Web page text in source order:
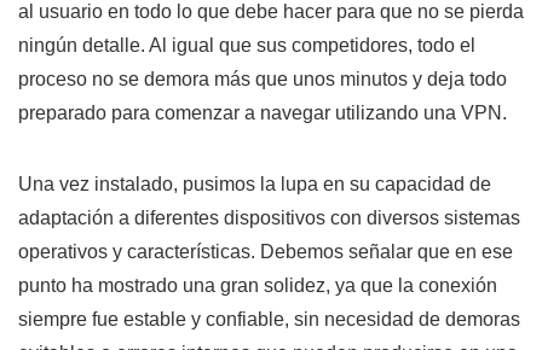
al usuario en todo lo que debe hacer para que no se pierda
ningún detalle. Al igual que sus competidores, todo el
proceso no se demora más que unos minutos y deja todo
preparado para comenzar a navegar utilizando una VPN.
Una vez instalado, pusimos la lupa en su capacidad de
adaptación a diferentes dispositivos con diversos sistemas
operativos y características. Debemos señalar que en ese
punto ha mostrado una gran solidez, ya que la conexión
siempre fue estable y confiable, sin necesidad de demoras